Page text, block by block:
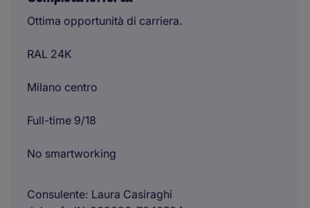
Ottima opportunità di carriera.
RAL 24K
Milano centro
Full-time 9/18
No smartworking
Consulente Laura Casiraghi